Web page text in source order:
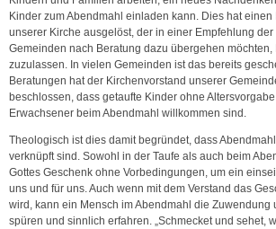
Kinder zum Abendmahl einladen kann. Dies hat
unserer Kirche ausgelöst, der in einer Empfehlung
Gemeinden nach Beratung dazu übergehen
zuzulassen. In vielen Gemeinden ist das bereits
Beratungen hat der Kirchenvorstand unserer
beschlossen, dass getaufte Kinder ohne
Erwachsener beim Abendmahl willkommen sind.
Theologisch ist dies damit begründet, dass
verknüpft sind. Sowohl in der Taufe als auch beim
Gottes Geschenk ohne Vorbedingungen, um ein
uns und für uns. Auch wenn mit dem Verstand das
wird, kann ein Mensch im Abendmahl die Zuwendung
spüren und sinnlich erfahren. „Schmecket und sehet,